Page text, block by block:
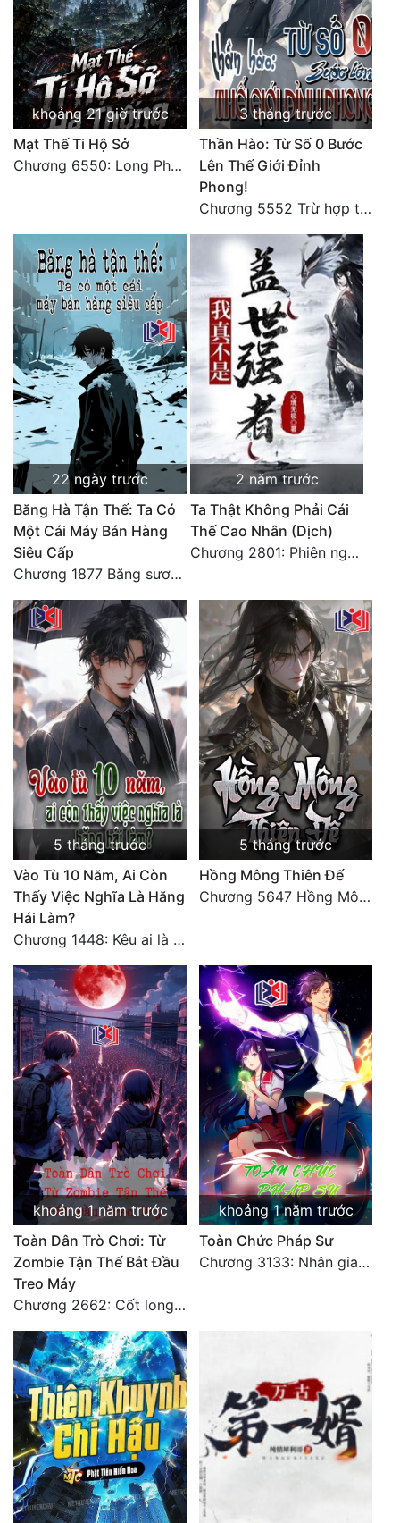
Tu Chân
Tu Tiên
Tội Phạm
Vô Địch
Võ Hiệp
Xuyên Không
Xuyên Nhanh
Xuyên Sách
Xuyên Thư
Điền Văn
Đô Thị
Đông Phương
Đông Phương Huyền Huyễn
Đồng Nhân
Cẩu Đạo Trường Sinh
Ngự Thú
Truyện Nam
Truyện Nữ
Vô Địch Lưu
Xây Dựng Thế Lực
Đam Mỹ
Đẹp Hiệp
Tính Cách Nhân Vật :
Sát Phạt Quyết Đoán
Vô Sỉ
Điềm Đạm
khoảng 21 giờ trước
Mạt Thế Ti Hộ Sở
Chương 6550: Long Phượng Thần Trận
3 tháng trước
Thần Hào: Từ Số 0 Bước
Lên Thế Giới Đỉnh
Phong!
Chương 5552 Trừ hợp tác, không còn cách nào khác!
22 ngày trước
Băng Hà Tận Thế: Ta Có
Một Cái Máy Bán Hàng
Siêu Cấp
Chương 1877 Băng sương kết giới
2 năm trước
Ta Thật Không Phải Cái
Thế Cao Nhân (Dịch)
Chương 2801: Phiên ngoại 6: Sau khi trở về, hạ du năm tháng. 3
5 tháng trước
Vào Tù 10 Năm, Ai Còn
Thấy Việc Nghĩa Là Hăng
Hái Làm?
Chương 1448: Kêu ai là cha?
5 tháng trước
Hồng Mông Thiên Đế
Chương 5647 Hồng Mông Thiên Đế (HẾT)
khoảng 1 năm trước
Toàn Dân Trò Chơi: Từ
Zombie Tận Thế Bắt Đầu
Treo Máy
Chương 2662: Cốt long tiểu đội
khoảng 1 năm trước
Toàn Chức Pháp Sư
Chương 3133: Nhân gian, không thể trêu vào